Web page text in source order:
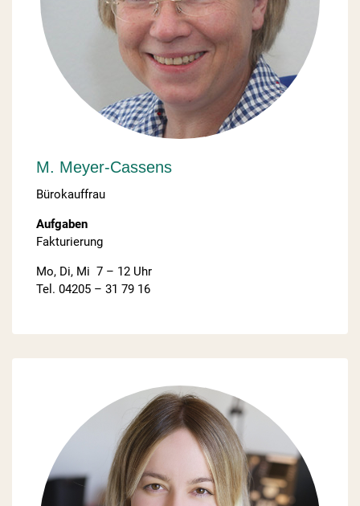
M. Meyer-Cassens
Bürokauffrau
Aufgaben
Fakturierung
Mo, Di, Mi 7 – 12 Uhr
Tel. 04205 – 31 79 16